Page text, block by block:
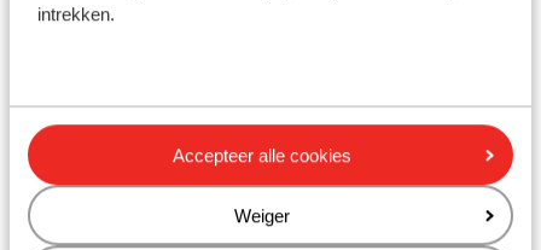
intrekken.
Accepteer alle cookies
Weiger
Skimateriaal
Andere accommodaties in Sölden-
Hochsölden